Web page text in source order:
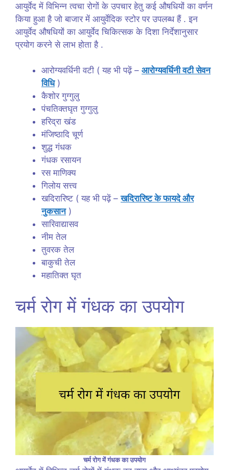
आयुर्वेद में विभिन्न त्वचा रोगों के उपचार हेतु कई औषधियों का वर्णन
किया हुआ है जो बाजार में आयुर्वेदिक स्टोर पर उपलब्ध हैं . इन
आयुर्वेद औषधियों का आयुर्वेद चिकित्सक के दिशा निर्देशानुसार
प्रयोग करने से लाभ होता है .
आरोग्यवर्धिनी वटी ( यह भी पढ़ें – आरोग्यवर्धिनी वटी सेवन
विधि)
कैशोर गुग्गुलु
पंचतिक्तघृत गुग्गुलु
हरिद्रा खंड
मंजिष्ठादि चूर्ण
शुद्ध गंधक
गंधक रसायन
रस माणिक्य
गिलोय सत्त्व
खदिरारिष्ट ( यह भी पढ़ें –खदिरारिष्ट के फायदे और
नुकसान)
सारिवाद्यासव
नीम तेल
तुवरक तेल
बाकुची तेल
महातिक्त घृत
चर्म रोग में गंधक का उपयोग
चर्म रोग में गंधक का उपयोग